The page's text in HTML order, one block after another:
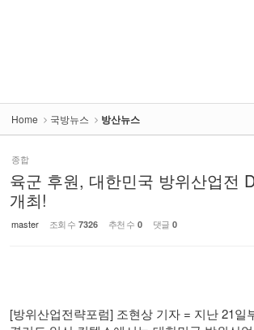
Home 국방뉴스 방산뉴스
종합
육군 후원, 대한민국 방위산업전
개최!
master 조회 수 7326 추천 수 0 댓글 0
[방위산업전략포럼] 조현상 기자 = 지난 21일